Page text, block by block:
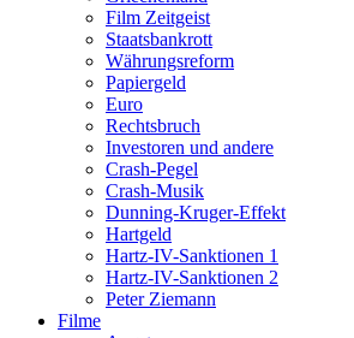
Film Zeitgeist
Staatsbankrott
Währungsreform
Papiergeld
Euro
Rechtsbruch
Investoren und andere
Crash-Pegel
Crash-Musik
Dunning-Kruger-Effekt
Hartgeld
Hartz-IV-Sanktionen 1
Hartz-IV-Sanktionen 2
Peter Ziemann
Filme